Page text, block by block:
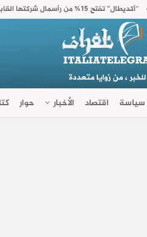
سياسة اقتصاد الأخبار حوار